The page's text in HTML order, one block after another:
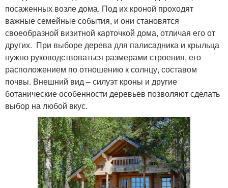
посаженных возле дома. Под их кроной проходят
важные семейные события, и они становятся
своеобразной визитной карточкой дома, отличая его от
других. При выборе дерева для палисадника и крыльца
нужно руководствоваться размерами строения, его
расположением по отношению к солнцу, составом
почвы. Внешний вид – силуэт кроны и другие
ботанические особенности деревьев позволяют сделать
выбор на любой вкус.